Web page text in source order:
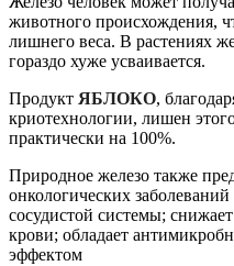
животного происхождения,
лишнего веса. В растениях
гораздо хуже усваивается.
Продукт ЯБЛОКО,
криотехнологии, лишен
практически на 100%.
Природное железо также
онкологических
сосудистой системы;
крови; обладает
эффектом